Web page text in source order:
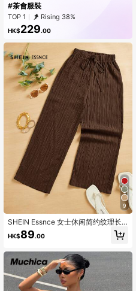
#茶會服裝
TOP 1 Rising 38%
HK$229.00
9
SHEIN Essnce 女士休闲简约纹理长
裤 夏季春季情人节新年
HK$89.00